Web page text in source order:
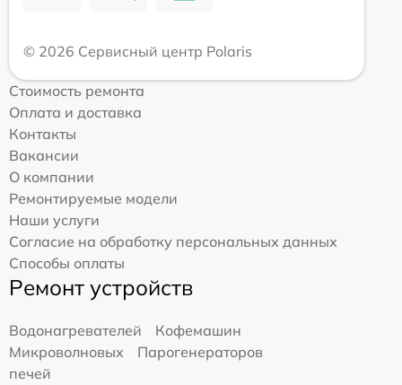
© 2026 Сервисный центр Polaris
Стоимость ремонта
Оплата и доставка
Контакты
Вакансии
О компании
Ремонтируемые модели
Наши услуги
Согласие на обработку персональных данных
Способы оплаты
Ремонт устройств
Водонагревателей
Кофемашин
Микроволновых
печей
Парогенераторов